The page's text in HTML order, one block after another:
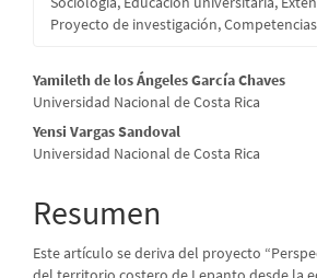
Proyecto de investigación,
Contenido
principal
del
artículo
Yamileth de los Ángeles García Chaves
Universidad Nacional de Costa Rica
Yensi Vargas Sandoval
Universidad Nacional de Costa Rica
Resumen
Este artículo se deriva del proyecto